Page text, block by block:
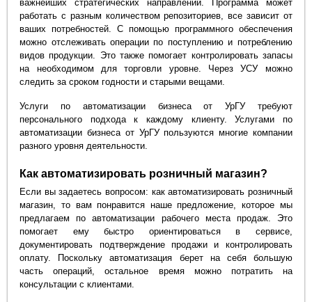
важнейших стратегических направлений. Программа может
работать с разным количеством репозиториев, все зависит от
ваших потребностей. С помощью программного обеспечения
можно отслеживать операции по поступлению и потреблению
видов продукции. Это также помогает контролировать запасы
на необходимом для торговли уровне. Через УСУ можно
следить за сроком годности и старыми вещами.
Услуги по автоматизации бизнеса от УрГУ требуют
персонального подхода к каждому клиенту. Услугами по
автоматизации бизнеса от УрГУ пользуются многие компании
разного уровня деятельности.
Как автоматизировать розничный магазин?
Если вы задаетесь вопросом: как автоматизировать розничный
магазин, то вам понравится наше предложение, которое мы
предлагаем по автоматизации рабочего места продаж. Это
помогает ему быстро ориентироваться в сервисе,
документировать подтверждение продажи и контролировать
оплату. Поскольку автоматизация берет на себя большую
часть операций, остальное время можно потратить на
консультации с клиентами.